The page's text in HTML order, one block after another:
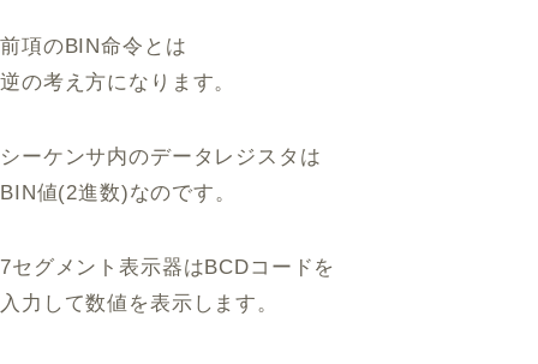
前項のBIN命令とは
逆の考え方になります。
シーケンサ内のデータレジスタは
BIN値(2進数)なのです。
7セグメント表示器はBCDコードを
入力して数値を表示します。